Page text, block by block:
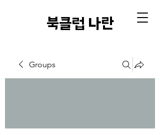
​북클럽 나란
Groups